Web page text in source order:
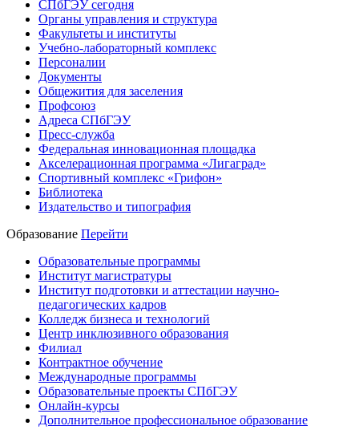
СПбГЭУ сегодня
Органы управления и структура
Факультеты и институты
Учебно-лабораторный комплекс
Персоналии
Документы
Общежития для заселения
Профсоюз
Адреса СПбГЭУ
Пресс-служба
Федеральная инновационная площадка
Акселерационная программа «Лигаград»­­
Спортивный комплекс «Грифон»
Библиотека
Издательство и типография
Образование Перейти
Образовательные программы
Институт магистратуры
Институт подготовки и аттестации научно-
педагогических кадров
Колледж бизнеса и технологий
Центр инклюзивного образования
Филиал
Контрактное обучение
Международные программы
Образовательные проекты СПбГЭУ
Онлайн-курсы
Дополнительное профессиональное образование